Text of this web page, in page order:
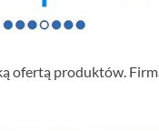
ofertą produktów.